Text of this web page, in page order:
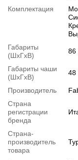
Комплектация
Габариты
(ШхГхВ)
86
Габариты чаши
(ШхГхВ)
48
Производитель
Страна
регистрации
бренда
Страна-
производитель
товара